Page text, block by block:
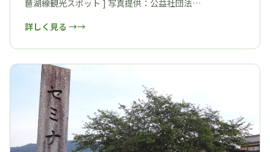
琶湖線観光スポット ] 写真提供：公益社団法…
詳しく見る →